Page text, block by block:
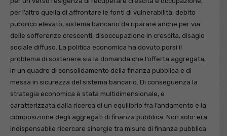
per l’altro quella di affrontare le fonti di vulnerabilità: debito
pubblico elevato, sistema bancario da riparare anche per via
delle sofferenze crescenti, disoccupazione in crescita, disagio
sociale diffuso. La politica economica ha dovuto porsi il
problema di sostenere sia la domanda che l’offerta aggregata,
in un quadro di consolidamento della finanza pubblica e di
messa in sicurezza del sistema bancario. Di conseguenza la
strategia economica è stata multidimensionale, e
caratterizzata dalla ricerca di un equilibrio fra l’andamento e la
composizione degli aggregati di finanza pubblica. Non solo: era
indispensabile ricercare sinergie tra misure di finanza pubblica